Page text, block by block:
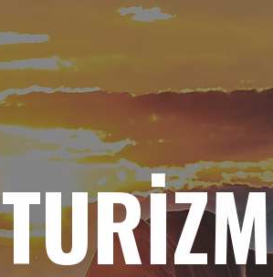
TURIZM